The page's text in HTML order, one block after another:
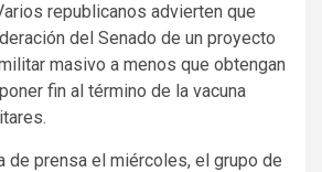
republicanos advierten que
del Senado de un proyecto
masivo a menos que obtengan
fin al término de la vacuna
de prensa el miércoles, el grupo de